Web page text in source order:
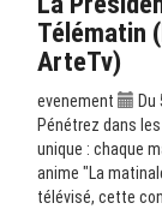
Télématin
ArteTv)
evenement
Pénétrez dans
unique : chaque
anime "La
télévisé, cette